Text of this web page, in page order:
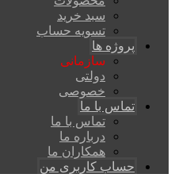
سبد خرید
تسویه حساب
پروژه ها
سازمانی
دولتی
خصوصی
تماس با ما
تماس با ما
درباره ما
همکاران ما
حساب کاربری من